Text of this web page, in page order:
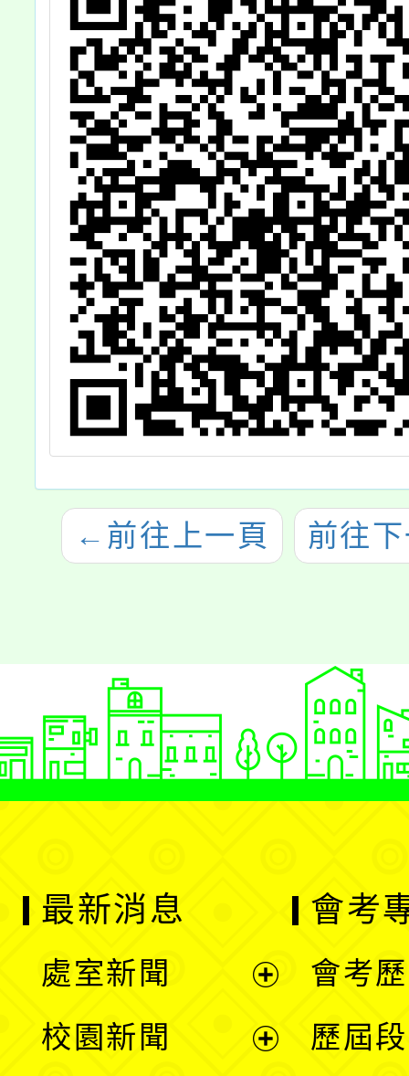
← 前往上一頁 前往
最新消息
處室新聞
校園新聞
會考
會考
歷屆